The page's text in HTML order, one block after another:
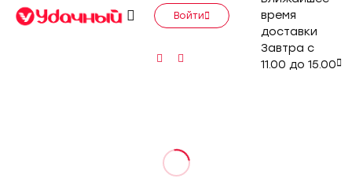
Войти
время
доставки
Завтра с
11.00 до 15.00